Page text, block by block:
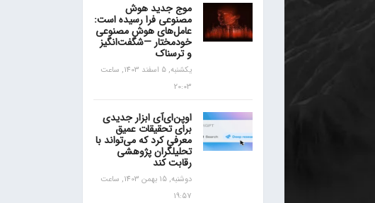
موج جدید هوش
مصنوعی فرا رسیده است:
عامل‌های هوش مصنوعی
خودمختار —شگفت‌انگیز
و ترسناک
یکشنبه, 5 اسفند 1403, ساعت
20:03
اوپن‌ای‌آی ابزار جدیدی
برای تحقیقات عمیق
معرفی کرد که می‌تواند با
تحلیلگران پژوهشی
رقابت کند
دوشنبه, 15 بهمن 1403, ساعت
19:57